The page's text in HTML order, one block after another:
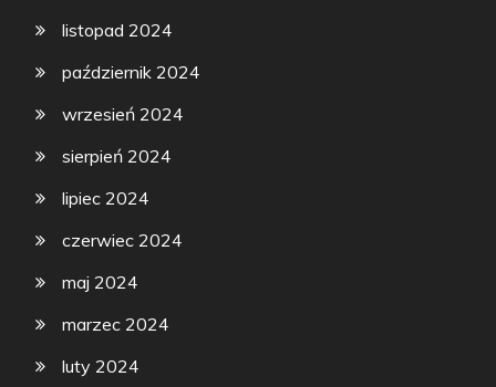
listopad 2024
październik 2024
wrzesień 2024
sierpień 2024
lipiec 2024
czerwiec 2024
maj 2024
marzec 2024
luty 2024